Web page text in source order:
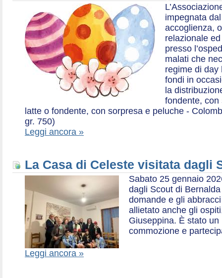
impegnata
accoglienza,
relazionale
presso
malati che
regime di day
fondi in
la
fondente, con
latte o fondente, con sorpresa e peluche -
gr. 750)
Leggi ancora »
La Casa di Celeste visitata dagli
Sabato 25 gennaio
dagli Scout di
domande e gli
allietato anche gli
Giuseppina. È stato
commozione e
Leggi ancora »